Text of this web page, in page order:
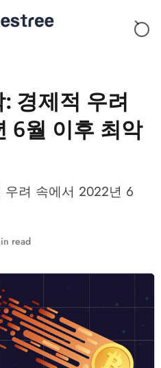
경제적 우려
6월 이후 최악
려 속에서 2022년 6
read